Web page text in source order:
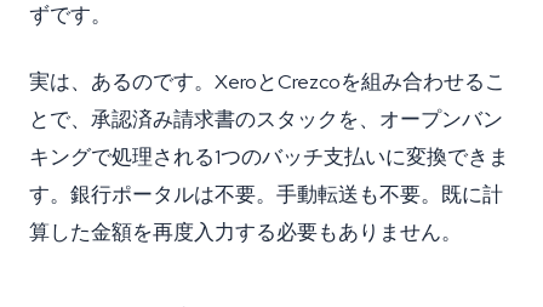
ずです。
実は、あるのです。XeroとCrezcoを組み合わせるこ
とで、承認済み請求書のスタックを、オープンバン
キングで処理される1つのバッチ支払いに変換できま
す。銀行ポータルは不要。手動転送も不要。既に計
算した金額を再度入力する必要もありません。